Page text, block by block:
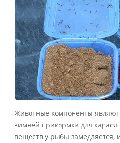
Животные компоненты
зимней прикормки для
веществ у рыбы замедляется,